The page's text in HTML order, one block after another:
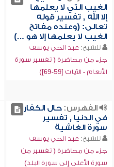
الغيب التي لا يعلمها
إلا الله , تفسير قوله
تعالى: (وعنده مفاتح
الغيب لا يعلمها إلا هو ...)
للشيخ: عبد الحي يوسف
جزء من محاضرة ( تفسير سورة
الأنعام - الآيات [59-69])
الفهرس:حال الكفار
في الدنيا , تفسير
سورة الغاشية
للشيخ: عبد الحي يوسف
جزء من محاضرة ( تفسير من
سورة الأعلى إلى سورة البلد)